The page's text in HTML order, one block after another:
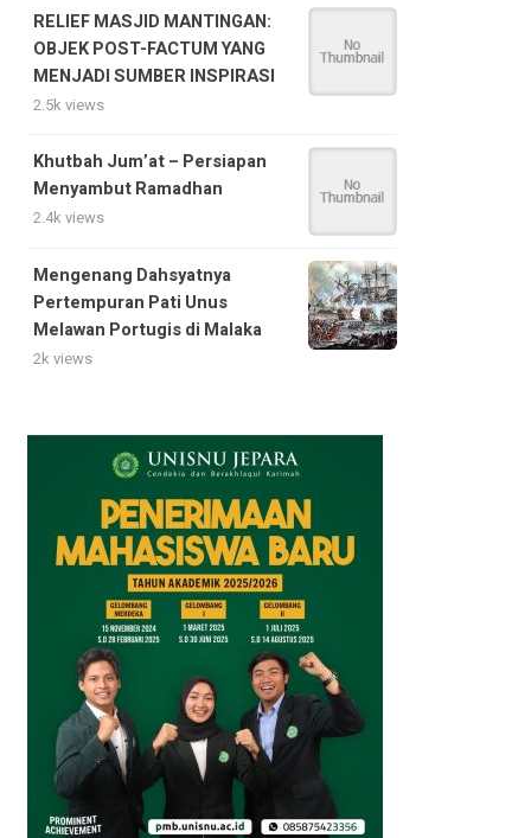
RELIEF MASJID MANTINGAN:
OBJEK POST-FACTUM YANG
MENJADI SUMBER INSPIRASI
2.5k views
Khutbah Jum’at – Persiapan
Menyambut Ramadhan
2.4k views
Mengenang Dahsyatnya
Pertempuran Pati Unus
Melawan Portugis di Malaka
2k views